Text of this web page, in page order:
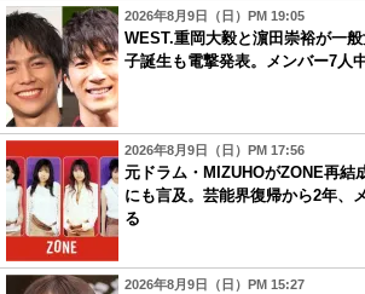
2026年8月9日（日）PM 19:05
WEST.重岡大毅と濵田崇裕が一
子誕生も電撃発表。メンバー7人
2026年8月9日（日）PM 17:56
元ドラム・MIZUHOがZONE再結
にも言及。芸能界復帰から2年、
る
2026年8月9日（日）PM 15:27